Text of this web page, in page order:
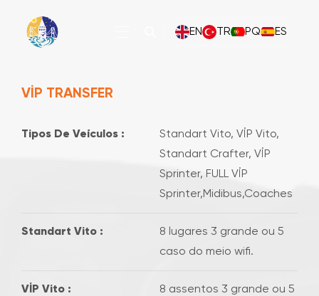
EN TR PQ ES
VİP TRANSFER
Tipos De Veículos :
Standart Vito, VİP Vito,
Standart Crafter, VİP
Sprinter, FULL VİP
Sprinter,Midibus,Coaches
Standart Vito :
8 lugares 3 grande ou 5
caso do meio wifi.
VİP Vito :
8 assentos 3 grande ou 5